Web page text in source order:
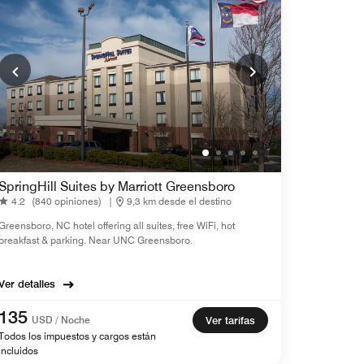
Suites by Marriott Greensboro
4.2 (840 opiniones) |
9,3 km desde el destino
NC hotel offering all suites, free WiFi, hot
& parking. Near UNC Greensboro.
detalles
USD / Noche
los impuestos y cargos están
Ver tarifas